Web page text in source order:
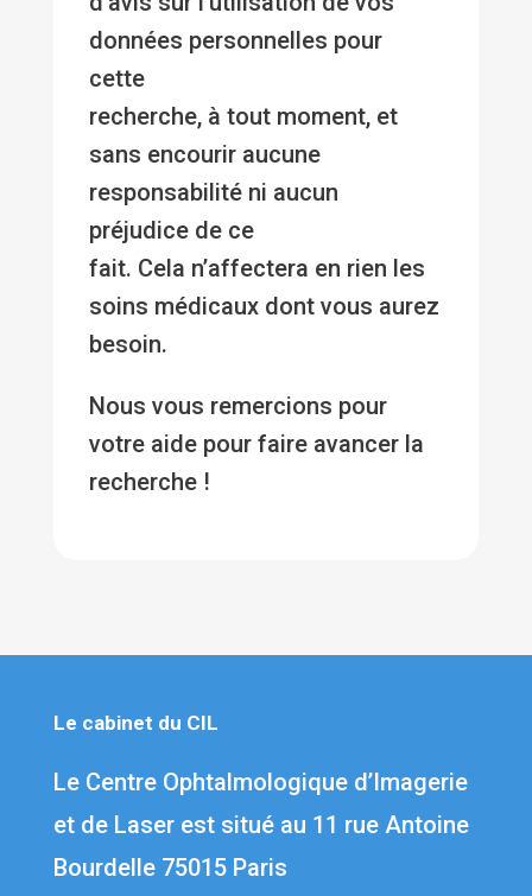
données personnelles pour
cette
recherche, à tout moment, et
sans encourir aucune
responsabilité ni aucun
préjudice de ce
fait. Cela n’affectera en rien les
soins médicaux dont vous aurez
besoin.
Nous vous remercions pour
votre aide pour faire avancer la
recherche !
Le cabinet du CIL
Le Centre Ophtalmologique d’Imagerie
et de Laser est situé au 11 rue Antoine
Bourdelle 75015 Paris